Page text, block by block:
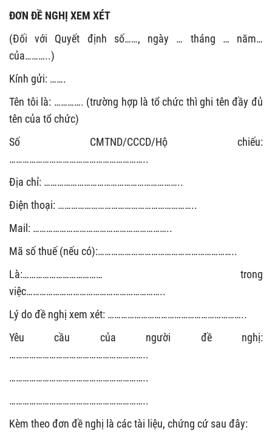
ĐƠN ĐỀ NGHỊ XEM XÉT
(Đối với Quyết định số……, ngày … tháng … năm…
của………..)
Kính gửi: …….
Tên tôi là: …………. (trường hợp là tổ chức thì ghi tên đầy đủ
tên của tổ chức)
Số CMTND/CCCD/Hộ chiếu:
……………………………………………………..
Địa chỉ: ……………………………………………………..
Điện thoại: ……………………………………………………..
Mail: ……………………………………………………..
Mã số thuế (nếu có):……………………………………………………..
Là:……………………………… trong
việc……………………………………………………..
Lý do đề nghị xem xét: ……………………………………………………..
Yêu cầu của người đề nghị:
……………………………………………………..
……………………………………………………..
……………………………………………………..
Kèm theo đơn đề nghị là các tài liệu, chứng cứ sau đây: